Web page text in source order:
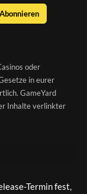
Abonnieren
oder
in eurer
GameYard
Inhalte verlinkter
Termin fest,